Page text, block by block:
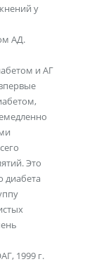
у
АД.
и АГ
Это
диабета
1999 г.